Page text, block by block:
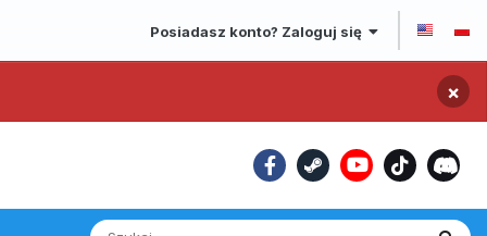
Posiadasz konto? Zaloguj się
×